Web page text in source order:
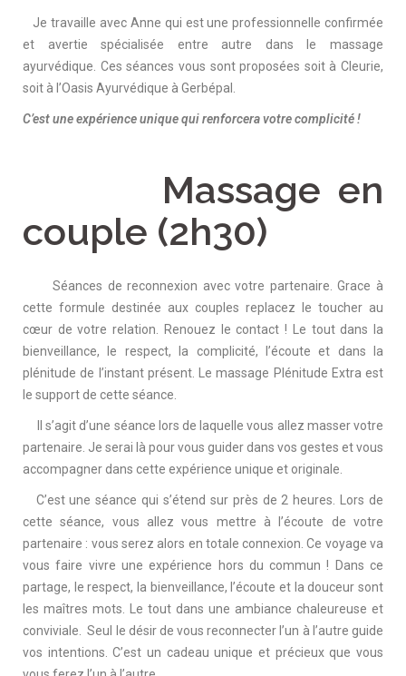
Je travaille avec Anne qui est une professionnelle confirmée
et avertie spécialisée entre autre dans le massage
ayurvédique. Ces séances vous sont proposées soit à Cleurie,
soit à l’Oasis Ayurvédique à Gerbépal.
C’est une expérience unique qui renforcera votre complicité !
Massage en
couple (2h30)
Séances de reconnexion avec votre partenaire. Grace à
cette formule destinée aux couples replacez le toucher au
cœur de votre relation. Renouez le contact ! Le tout dans la
bienveillance, le respect, la complicité, l’écoute et dans la
plénitude de l’instant présent. Le massage Plénitude Extra est
le support de cette séance.
Il s’agit d’une séance lors de laquelle vous allez masser votre
partenaire. Je serai là pour vous guider dans vos gestes et vous
accompagner dans cette expérience unique et originale.
C’est une séance qui s’étend sur près de 2 heures. Lors de
cette séance, vous allez vous mettre à l’écoute de votre
partenaire : vous serez alors en totale connexion. Ce voyage va
vous faire vivre une expérience hors du commun ! Dans ce
partage, le respect, la bienveillance, l’écoute et la douceur sont
les maîtres mots. Le tout dans une ambiance chaleureuse et
conviviale. Seul le désir de vous reconnecter l’un à l’autre guide
vos intentions. C’est un cadeau unique et précieux que vous